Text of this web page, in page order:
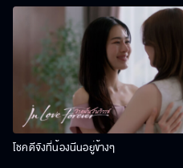
โชคดีจังที่น้องนีนอยู่ข้างๆ